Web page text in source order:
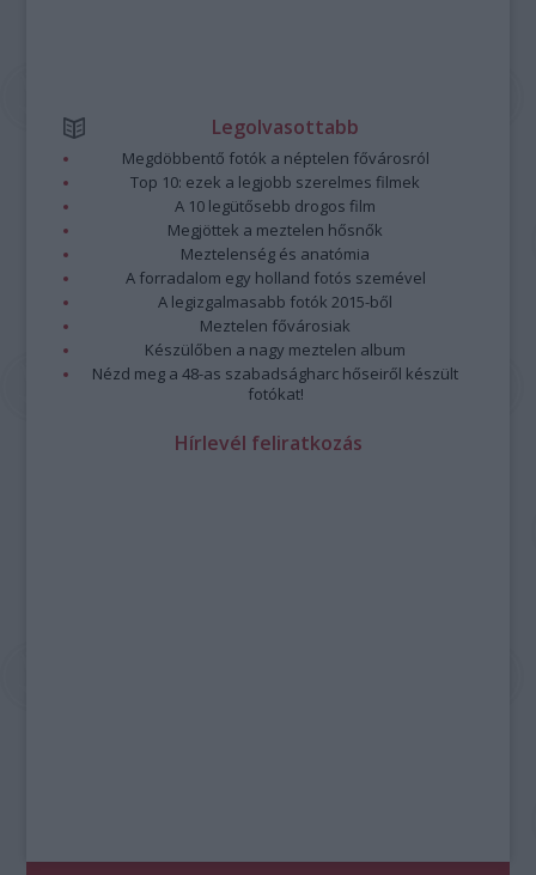
Legolvasottabb
Megdöbbentő fotók a néptelen fővárosról
Top 10: ezek a legjobb szerelmes filmek
A 10 legütősebb drogos film
Megjöttek a meztelen hősnők
Meztelenség és anatómia
A forradalom egy holland fotós szemével
A legizgalmasabb fotók 2015-ből
Meztelen fővárosiak
Készülőben a nagy meztelen album
Nézd meg a 48-as szabadságharc hőseiről készült
fotókat!
Hírlevél feliratkozás